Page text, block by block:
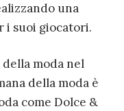
una
i suoi giocatori.
moda nel
della moda è
come Dolce &